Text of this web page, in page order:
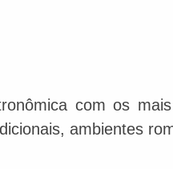
com os
ambientes